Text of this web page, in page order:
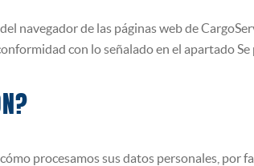
navegador de las páginas web de
con lo señalado en el apartado
procesamos sus datos personales, por